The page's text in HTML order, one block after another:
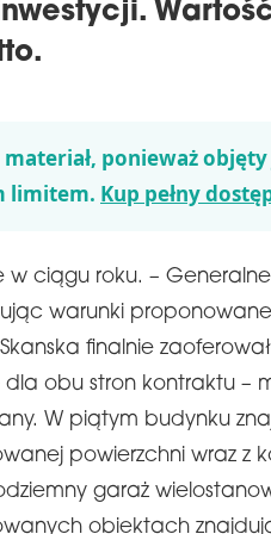
materiał, ponieważ
limitem. Kup pełny
w ciągu roku. –
warunki
finalnie
dla obu stron kontraktu –
W piątym budynku
powierzchni wraz z
garaż
obiektach